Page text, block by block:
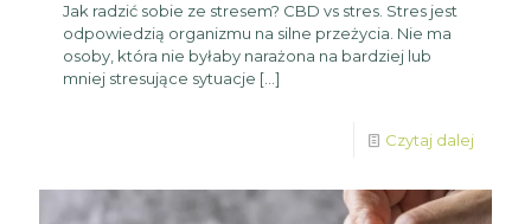
Jak radzić sobie ze stresem? CBD vs stres. Stres jest
odpowiedzią organizmu na silne przeżycia. Nie ma
osoby, która nie byłaby narażona na bardziej lub
mniej stresujące sytuacje […]
Czytaj dalej